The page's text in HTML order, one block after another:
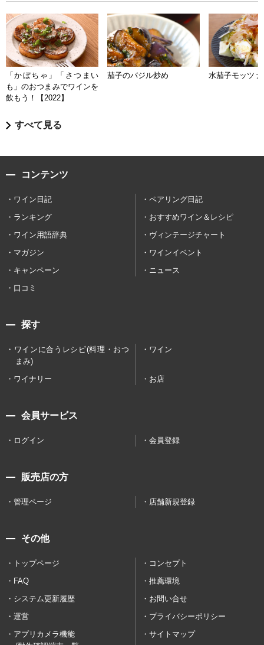
「かぼちゃ」「さつまい
も」のおつまみでワインを
飲もう！【2022】
茄子のバジル炒め 水茄子モッツァ
すべて見る
コンテンツ
ワイン日記
ペアリング日記
ランキング
おすすめワイン＆レシピ
ワイン用語辞典
ヴィンテージチャート
マガジン
ワインイベント
キャンペーン
ニュース
口コミ
探す
ワインに合うレシピ(料理・おつ
まみ)
ワイン
ワイナリー お店
会員サービス
ログイン 会員登録
販売店の方
管理ページ 店舗新規登録
その他
トップページ
コンセプト
FAQ
推薦環境
システム更新履歴
お問い合せ
運営
プライバシーポリシー
アプリカメラ機能
サイトマップ